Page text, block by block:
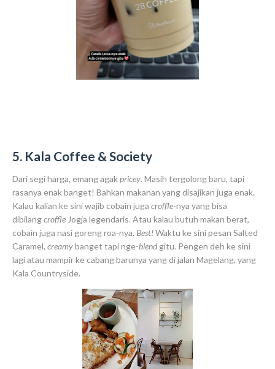
5. Kala Coffee & Society
Dari segi harga, emang agakpricey. Masih tergolong baru, tapi
rasanya enak banget! Bahkan makanan yang disajikan juga enak.
Kalau kalian ke sini wajib cobain juga croffle-nya yang bisa
dibilangcroffle Jogja legendaris. Atau kalau butuh makan berat,
cobain juga nasi goreng roa-nya. Best!Waktu ke sini pesan Salted
Caramel, creamybanget tapi nge-blend gitu. Pengen deh ke sini
lagi atau mampir ke cabang barunya yang di jalan Magelang, yang
Kala Countryside.